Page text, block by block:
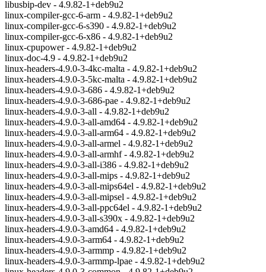
libusbip-dev - 4.9.82-1+deb9u2
linux-compiler-gcc-6-arm - 4.9.82-1+deb9u2
linux-compiler-gcc-6-s390 - 4.9.82-1+deb9u2
linux-compiler-gcc-6-x86 - 4.9.82-1+deb9u2
linux-cpupower - 4.9.82-1+deb9u2
linux-doc-4.9 - 4.9.82-1+deb9u2
linux-headers-4.9.0-3-4kc-malta - 4.9.82-1+deb9u2
linux-headers-4.9.0-3-5kc-malta - 4.9.82-1+deb9u2
linux-headers-4.9.0-3-686 - 4.9.82-1+deb9u2
linux-headers-4.9.0-3-686-pae - 4.9.82-1+deb9u2
linux-headers-4.9.0-3-all - 4.9.82-1+deb9u2
linux-headers-4.9.0-3-all-amd64 - 4.9.82-1+deb9u2
linux-headers-4.9.0-3-all-arm64 - 4.9.82-1+deb9u2
linux-headers-4.9.0-3-all-armel - 4.9.82-1+deb9u2
linux-headers-4.9.0-3-all-armhf - 4.9.82-1+deb9u2
linux-headers-4.9.0-3-all-i386 - 4.9.82-1+deb9u2
linux-headers-4.9.0-3-all-mips - 4.9.82-1+deb9u2
linux-headers-4.9.0-3-all-mips64el - 4.9.82-1+deb9u2
linux-headers-4.9.0-3-all-mipsel - 4.9.82-1+deb9u2
linux-headers-4.9.0-3-all-ppc64el - 4.9.82-1+deb9u2
linux-headers-4.9.0-3-all-s390x - 4.9.82-1+deb9u2
linux-headers-4.9.0-3-amd64 - 4.9.82-1+deb9u2
linux-headers-4.9.0-3-arm64 - 4.9.82-1+deb9u2
linux-headers-4.9.0-3-armmp - 4.9.82-1+deb9u2
linux-headers-4.9.0-3-armmp-lpae - 4.9.82-1+deb9u2